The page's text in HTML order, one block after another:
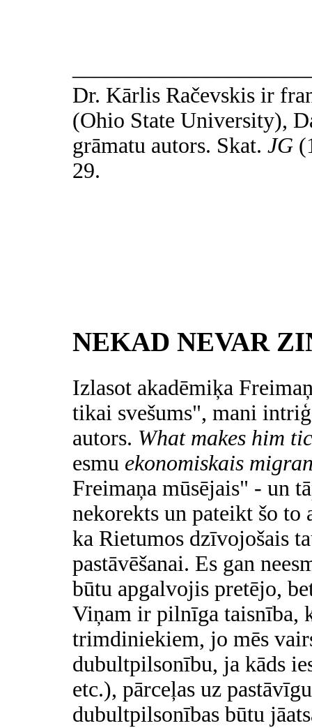
Dr. Kārlis Račevskis ir
(Ohio State University),
grāmatu autors. Skat. JG
29.
NEKAD NEVAR
Izlasot akadēmiķa
tikai svešums", mani
autors. What makes him
esmu ekonomiskais
Freimaņa mūsējais" - un
nekorekts un pateikt šo
ka Rietumos dzīvojošais
pastāvēšanai. Es gan
būtu apgalvojis pretējo,
Viņam ir pilnīga taisnība,
trimdiniekiem, jo mēs
dubultpilsonību, ja kāds
etc.), pārceļas uz
dubultpilsonības būtu